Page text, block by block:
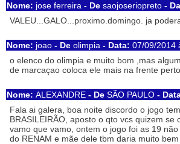
Nome: jose ferreira - De saojoseriopreto -
VALEU...GALO...proximo.domingo. ja
Nome: joao - De olimpia - Data: 07/09/2014
o elenco do olimpia e muito bom ,mas
de marcaçao coloca ele mais na frente
Nome: ALEXANDRE - De SÃO PAULO -
Fala ai galera, boa noite discordo o jogo
BRASILEIRÃO, aposto o qto vcs quizem
vamo que vamo, ontem o jogo foi as 19
do RENAM e mãe dele tbm daria muito